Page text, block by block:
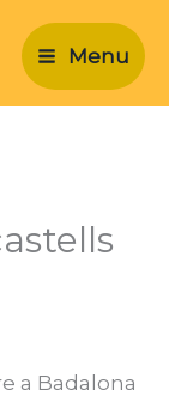
Menu
a Badalona